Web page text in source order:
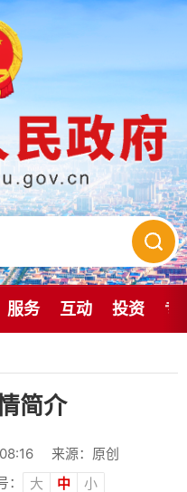
服务 互动 投资 专
简介
来源：原创
： 大 中 小